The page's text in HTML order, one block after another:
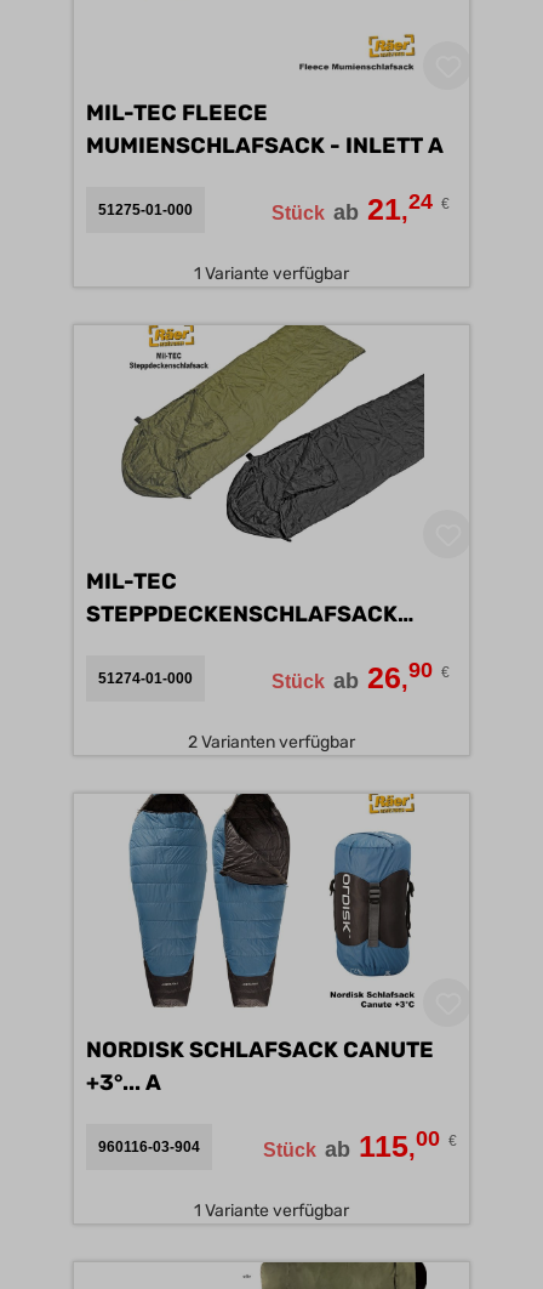
MIL-TEC FLEECE
MUMIENSCHLAFSACK - INLETT A
51275-01-000 Stück ab 21,24 €
1 Variante verfügbar
MIL-TEC
STEPPDECKENSCHLAFSACK
51274-01-000 Stück ab 26,90 €
2 Varianten verfügbar
NORDISK SCHLAFSACK CANUTE
+3°... A
960116-03-904 Stück ab 115,00 €
1 Variante verfügbar